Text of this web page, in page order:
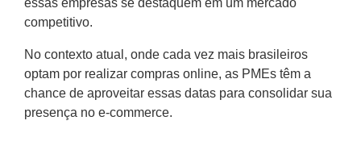
essas empresas se destaquem em um mercado
competitivo.
No contexto atual, onde cada vez mais brasileiros
optam por realizar compras online, as PMEs têm a
chance de aproveitar essas datas para consolidar sua
presença no e-commerce.